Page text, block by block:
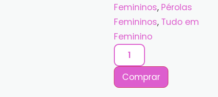
Femininos, Pérolas
Femininos, Tudo em
Feminino
Comprar